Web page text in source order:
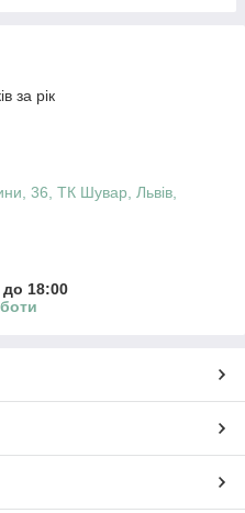
за рік
36, ТК Шувар, Львів,
до 18:00